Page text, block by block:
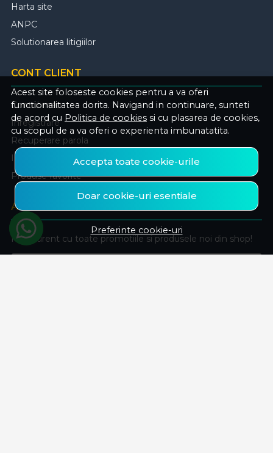
Acest site foloseste cookies pentru a va oferi
functionalitatea dorita. Navigand in continuare, sunteti
de acord cu Politica de cookies si cu plasarea de cookies,
cu scopul de a va oferi o experienta imbunatatita.
Accepta toate cookie-urile
Doar cookie-uri esentiale
Preferinte cookie-uri
Harta site
ANPC
Solutionarea litigiilor
CONT CLIENT
Contul meu
Inregistrare
Recuperare parola
Istoric comenzi
Produse favorite
ABONEAZA-TE LA NEWSLETTER
Fii la curent cu toate promotiile si produsele noi din shop!